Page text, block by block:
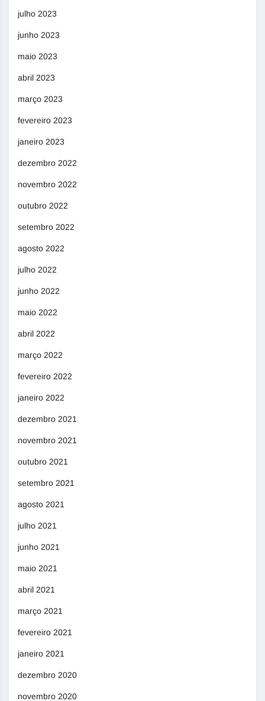
julho 2023
junho 2023
maio 2023
abril 2023
março 2023
fevereiro 2023
janeiro 2023
dezembro 2022
novembro 2022
outubro 2022
setembro 2022
agosto 2022
julho 2022
junho 2022
maio 2022
abril 2022
março 2022
fevereiro 2022
janeiro 2022
dezembro 2021
novembro 2021
outubro 2021
setembro 2021
agosto 2021
julho 2021
junho 2021
maio 2021
abril 2021
março 2021
fevereiro 2021
janeiro 2021
dezembro 2020
novembro 2020